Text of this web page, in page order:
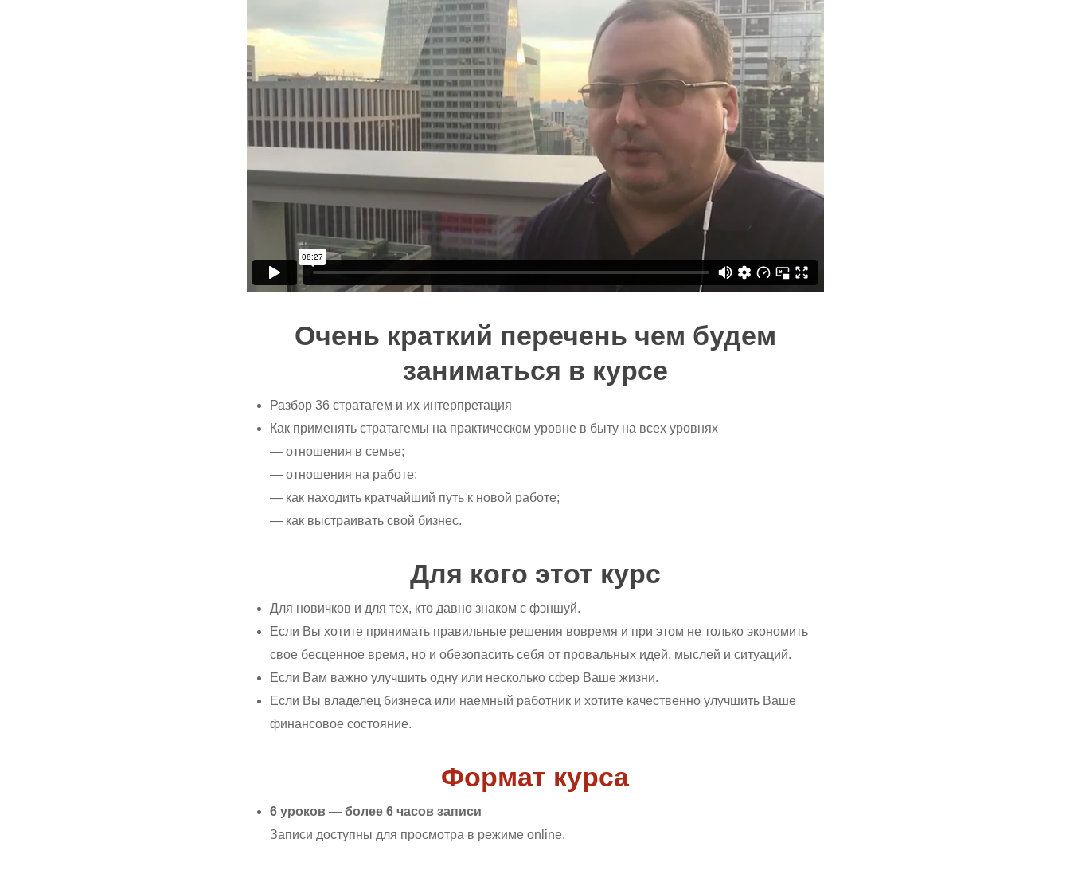
Hit enter to search or ESC to close
Очень краткий перечень чем будем
заниматься в курсе
Разбор 36 стратагем и их интерпретация
Как применять стратагемы на практическом уровне в быту на всех уровнях
— отношения в семье;
— отношения на работе;
— как находить кратчайший путь к новой работе;
— как выстраивать свой бизнес.
Для кого этот курс
Для новичков и для тех, кто давно знаком с фэншуй.
Если Вы хотите принимать правильные решения вовремя и при этом не только экономить
свое бесценное время, но и обезопасить себя от провальных идей, мыслей и ситуаций.
Если Вам важно улучшить одну или несколько сфер Ваше жизни.
Если Вы владелец бизнеса или наемный работник и хотите качественно улучшить Ваше
финансовое состояние.
Формат курса
6 уроков — более 6 часов записи
Записи доступны для просмотра в режиме online.